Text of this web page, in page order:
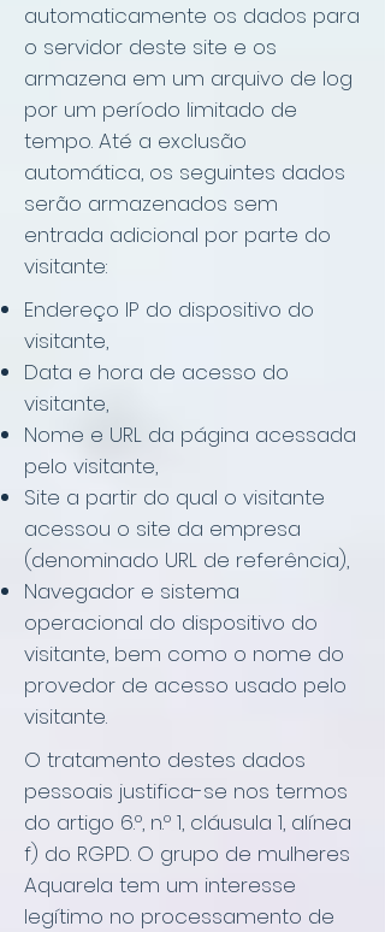
automaticamente os dados para
o servidor deste site e os
armazena em um arquivo de log
por um período limitado de
tempo. Até a exclusão
automática, os seguintes dados
serão armazenados sem
entrada adicional por parte do
visitante:
Endereço IP do dispositivo do
visitante,
Data e hora de acesso do
visitante,
Nome e URL da página acessada
pelo visitante,
Site a partir do qual o visitante
acessou o site da empresa
(denominado URL de referência),
Navegador e sistema
operacional do dispositivo do
visitante, bem como o nome do
provedor de acesso usado pelo
visitante.
O tratamento destes dados
pessoais justifica-se nos termos
do artigo 6.º, n.º 1, cláusula 1, alínea
f) do RGPD. O grupo de mulheres
Aquarela tem um interesse
legítimo no processamento de